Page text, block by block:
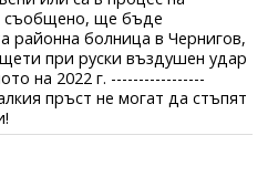
съобщено, ще бъде
районна болница в Чернигов,
при руски въздушен удар
на 2022 г. -----------------
пръст не могат да стъпят